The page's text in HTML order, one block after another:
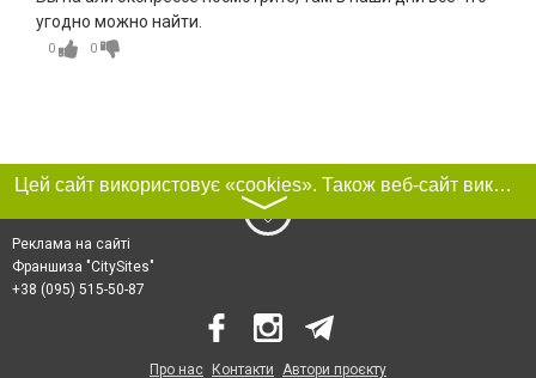
угодно можно найти.
0 0
Цей сайт використовує «cookies». Також веб-сайт використовує інтернет-сервіс для збору технічних даних стосовно відвідувачів з метою отримання маркетингової та статистичної інформації. Умови обробки даних відвідувачів сайту див.
〉
Реклама на сайті
Франшиза "CitySites"
+38 (095) 515-50-87
Про нас Контакти Автори проєкту